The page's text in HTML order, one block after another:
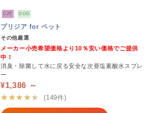
CAT DOG
プリジア for ペット
その他厳選
メーカー小売希望価格より10％安い価格でご提供
中！
消臭・除菌して水に戻る安全な次亜塩素酸水スプレ
ー
¥1,386 ～
★★★★★
(149件)